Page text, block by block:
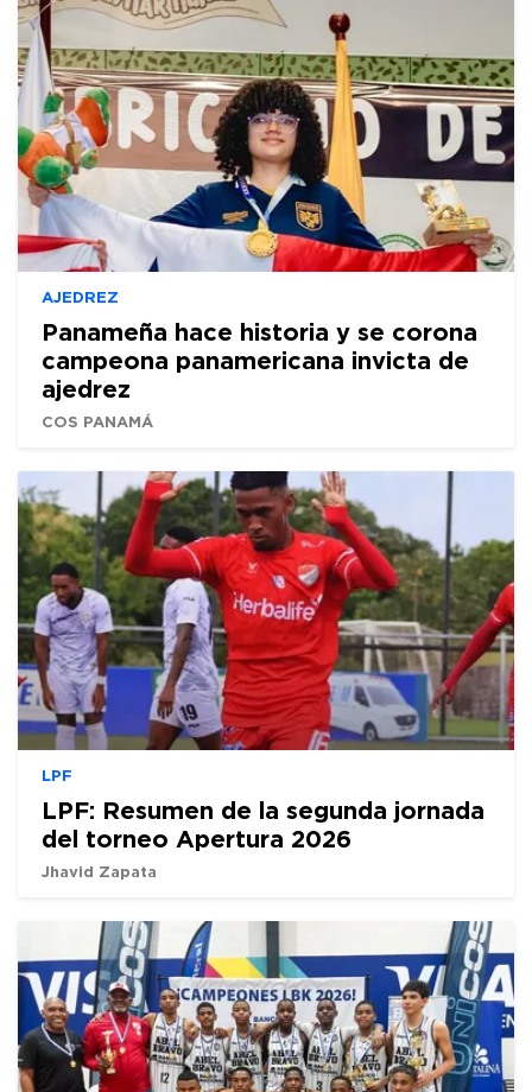
AJEDREZ
Panameña hace historia y se corona
campeona panamericana invicta de
ajedrez
COS PANAMÁ
LPF
LPF: Resumen de la segunda jornada
del torneo Apertura 2026
Jhavid Zapata